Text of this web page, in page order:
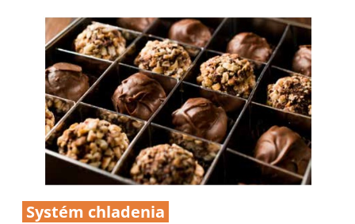
Systém chladenia